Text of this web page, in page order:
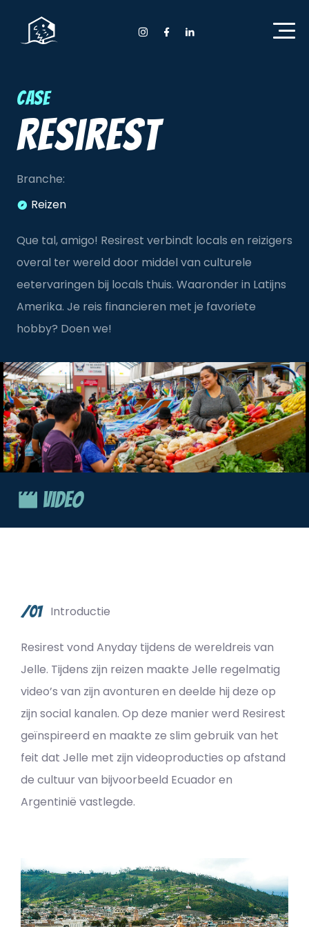
Home Anyday
Instagram Anyday
Facebook Anyday
LinkedIn Anyday
Case
Resirest
Branche:
Reizen
Que tal, amigo! Resirest verbindt locals en reizigers
overal ter wereld door middel van culturele
eetervaringen bij locals thuis. Waaronder in Latijns
Amerika. Je reis financieren met je favoriete
hobby? Doen we!
Video
/01 Introductie
Resirest vond Anyday tijdens de wereldreis van
Jelle. Tijdens zijn reizen maakte Jelle regelmatig
video’s van zijn avonturen en deelde hij deze op
zijn social kanalen. Op deze manier werd Resirest
geïnspireerd en maakte ze slim gebruik van het
feit dat Jelle met zijn videoproducties op afstand
de cultuur van bijvoorbeeld Ecuador en
Argentinië vastlegde.